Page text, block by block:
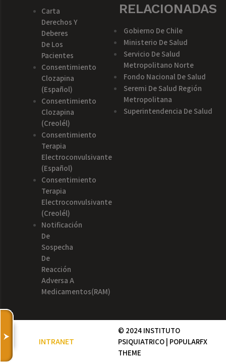
Carta
Derechos Y
Deberes
De Los
Pacientes
Consentimiento
Clozapina
(español)
Consentimiento
Clozapina
(creolél)
Consentimiento
Terapia
Electroconvulsivante
(español)
Consentimiento
Terapia
Electroconvulsivante
(creolél)
Notificación
De
Sospecha
De
Reacción
Adversa A
Medicamentos(RAM)
RELACIONADAS
Gobierno De Chile
Ministerio De Salud
Servicio De Salud
Metropolitano Norte
Fondo Nacional De Salud
Seremi De Salud Región
Metropolitana
Superintendencia De Salud
INTRANET
© 2024 INSTITUTO
PSIQUIATRICO | POPULARFX
THEME